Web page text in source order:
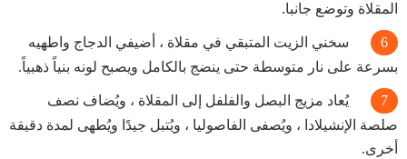
المقلاة وتوضع جانبا.
سخني الزيت المتبقي في مقلاة ، أضيفي الدجاج واطهيه
بسرعة على نار متوسطة حتى ينضج بالكامل ويصبح لونه بنياً ذهبياً.
يُعاد مزيج البصل والفلفل إلى المقلاة ، ويُضاف نصف
صلصة الإنشيلادا ، ويُصفى الفاصوليا ، ويُتبل جيدًا ويُطهى لمدة دقيقة
أخرى.